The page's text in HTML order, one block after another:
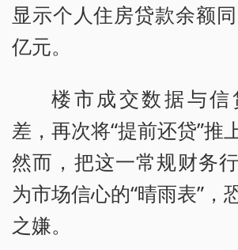
显示个人住房贷款余额
亿元。
楼市成交数据与信
差，再次将“提前还贷”推
然而，把这一常规财务
为市场信心的“晴雨表”，
之嫌。